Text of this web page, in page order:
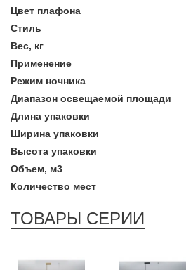
Цвет плафона
Стиль
Вес, кг
Применение
Режим ночника
Диапазон освещаемой площади
Длина упаковки
Ширина упаковки
Высота упаковки
Объем, м3
Количество мест
ТОВАРЫ СЕРИИ